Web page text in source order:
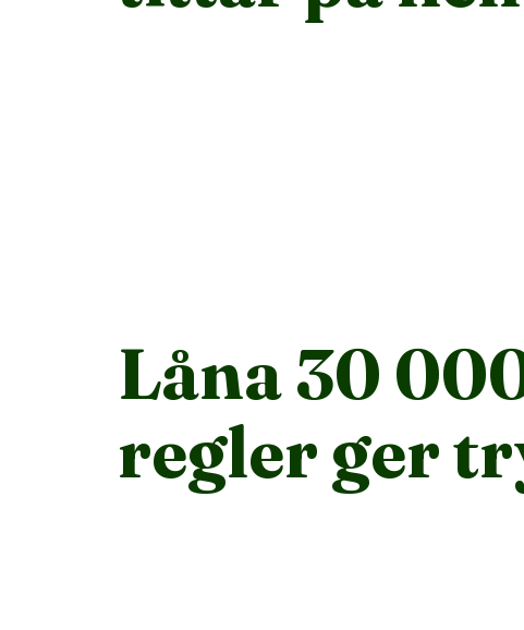
Låna 30
regler ger